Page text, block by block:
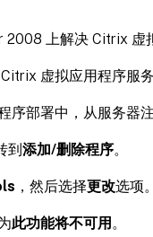
上解决 Citrix 虚
虚拟应用程序服务
序部署中，从服务器注
到添加/删除程序。
，然后选择更改选项。
此功能将不可用 。